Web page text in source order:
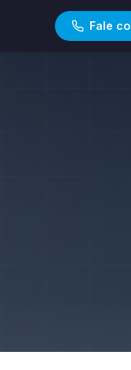
Fale